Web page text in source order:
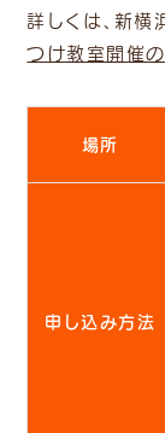
詳しくは、新
つけ教室開催の
場所
申し込み方法